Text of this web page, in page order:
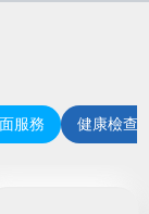
服務 健康檢查